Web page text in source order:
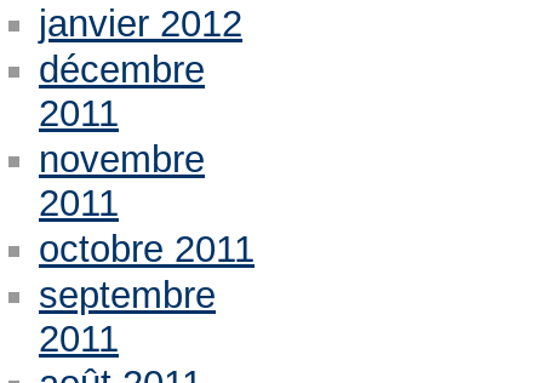
janvier 2012
décembre
2011
novembre
2011
octobre 2011
septembre
2011